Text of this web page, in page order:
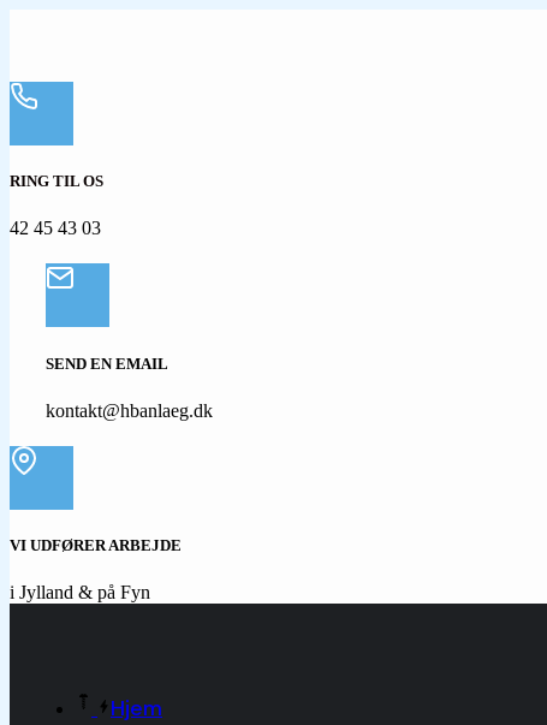
RING TIL OS
42 45 43 03
SEND EN EMAIL
kontakt@hbanlaeg.dk
VI UDFØRER ARBEJDE
i Jylland & på Fyn
Hjem